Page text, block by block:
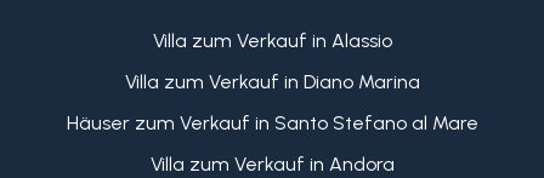
Villa zum Verkauf in Alassio
Villa zum Verkauf in Diano Marina
Häuser zum Verkauf in Santo Stefano al Mare
Villa zum Verkauf in Andora